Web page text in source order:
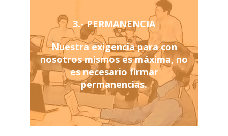
3.- PERMANENCIA
Nuestra exigencia para con
nosotros mismos es máxima, no
es necesario firmar
permanencias.